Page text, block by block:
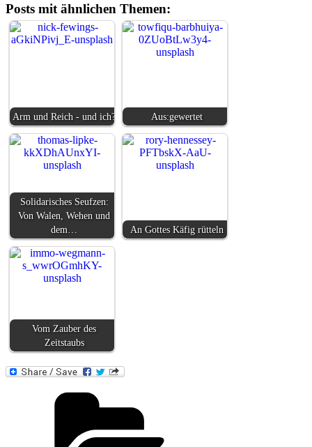
Posts mit ähnlichen Themen:
Arm und Reich - und ich? Aus:gewertet
Solidarisches Seufzen:
Von Walen, Wehen und
dem…
An Gottes Käfig rütteln
Vom Zauber des
Zeitstaubs